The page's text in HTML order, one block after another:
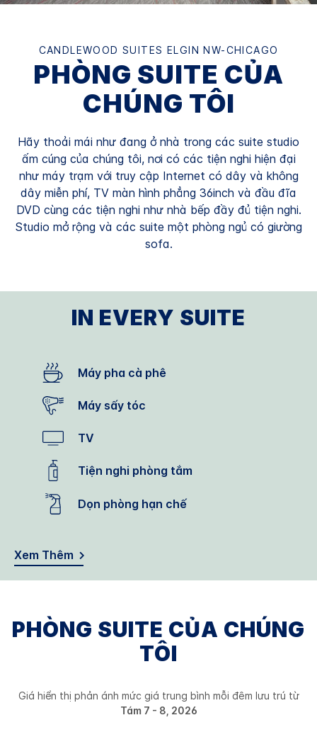
CANDLEWOOD SUITES ELGIN NW-CHICAGO
PHÒNG SUITE CỦA
CHÚNG TÔI
Hãy thoải mái như đang ở nhà trong các suite studio
ấm cúng của chúng tôi, nơi có các tiện nghi hiện đại
như máy trạm với truy cập Internet có dây và không
dây miễn phí, TV màn hình phẳng 36inch và đầu đĩa
DVD cùng các tiện nghi như nhà bếp đầy đủ tiện nghi.
Studio mở rộng và các suite một phòng ngủ có giường
sofa.
IN EVERY SUITE
Máy pha cà phê
Máy sấy tóc
TV
Tiện nghi phòng tắm
Dọn phòng hạn chế
Xem Thêm
PHÒNG SUITE CỦA CHÚNG
TÔI
Giá hiển thị phản ánh mức giá trung bình mỗi đêm lưu trú từ
Tám 7 - 8, 2026